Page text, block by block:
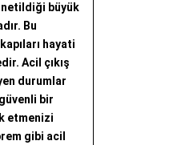
büyük
Bu
hayati
Acil çıkış
durumlar
güvenli bir
etmenizi
gibi acil